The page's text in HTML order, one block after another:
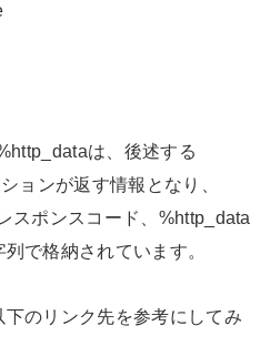
は、後述する
ョンが返す情報となり、
スポンスコード、%http_data
で格納されています。
のリンク先を参考にしてみ